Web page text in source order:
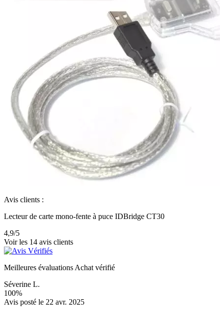
Avis clients :
Lecteur de carte mono-fente à puce IDBridge CT30
4,9/5
Voir les 14 avis clients
Meilleures évaluations Achat vérifié
Séverine L.
100%
Avis posté le 22 avr. 2025